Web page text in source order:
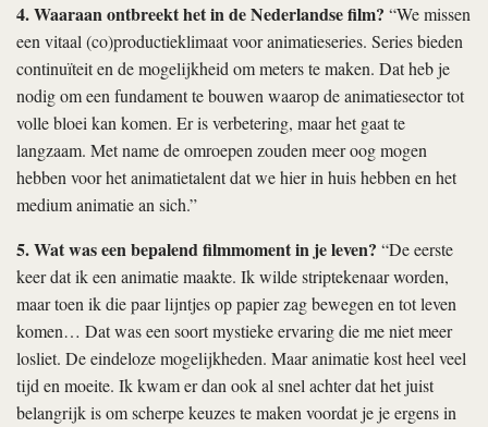
4. Waaraan ontbreekt het in de Nederlandse film? “We missen
een vitaal (co)productieklimaat voor animatieseries. Series bieden
continuïteit en de mogelijkheid om meters te maken. Dat heb je
nodig om een fundament te bouwen waarop de animatiesector tot
volle bloei kan komen. Er is verbetering, maar het gaat te
langzaam. Met name de omroepen zouden meer oog mogen
hebben voor het animatietalent dat we hier in huis hebben en het
medium animatie an sich.”
5. Wat was een bepalend filmmoment in je leven? “De eerste
keer dat ik een animatie maakte. Ik wilde striptekenaar worden,
maar toen ik die paar lijntjes op papier zag bewegen en tot leven
komen… Dat was een soort mystieke ervaring die me niet meer
losliet. De eindeloze mogelijkheden. Maar animatie kost heel veel
tijd en moeite. Ik kwam er dan ook al snel achter dat het juist
belangrijk is om scherpe keuzes te maken voordat je je ergens in